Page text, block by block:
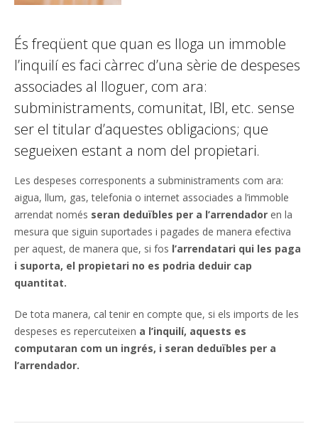
És freqüent que quan es lloga un immoble
l’inquilí es faci càrrec d’una sèrie de despeses
associades al lloguer, com ara:
subministraments, comunitat, IBI, etc. sense
ser el titular d’aquestes obligacions; que
segueixen estant a nom del propietari.
Les despeses corresponents a subministraments com ara:
aigua, llum, gas, telefonia o internet associades a l’immoble
arrendat només seran deduïbles per a l’arrendador en la
mesura que siguin suportades i pagades de manera efectiva
per aquest, de manera que, si fos l’arrendatari qui les paga
i suporta, el propietari no es podria deduir cap
quantitat.
De tota manera, cal tenir en compte que, si els imports de les
despeses es repercuteixen a l’inquilí, aquests es
computaran com un ingrés, i seran deduïbles per a
l’arrendador.